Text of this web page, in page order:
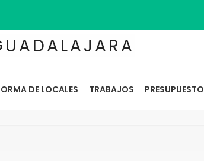
DE LOCALES TRABAJOS PRESUPUESTO